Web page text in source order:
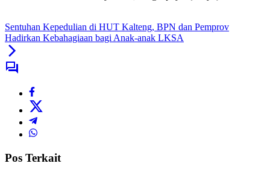
Sentuhan Kepedulian di HUT Kalteng, BPN dan Pemprov
Hadirkan Kebahagiaan bagi Anak-anak LKSA
Pos Terkait